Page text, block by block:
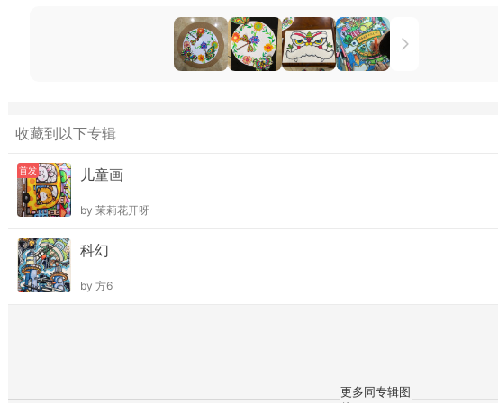
收藏到以下专辑
首发 儿童画
by 茉莉花开呀
科幻
by 方6
更多同专辑图